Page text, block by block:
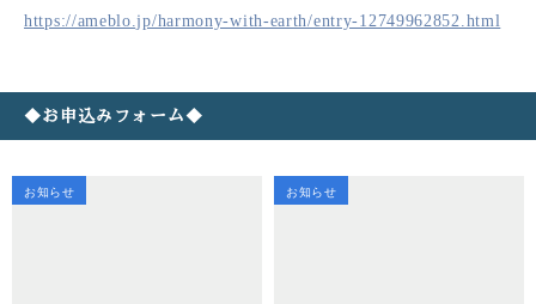
https://ameblo.jp/harmony-with-earth/entry-12749962852.html
◆お申込みフォーム◆
お知らせ お知らせ